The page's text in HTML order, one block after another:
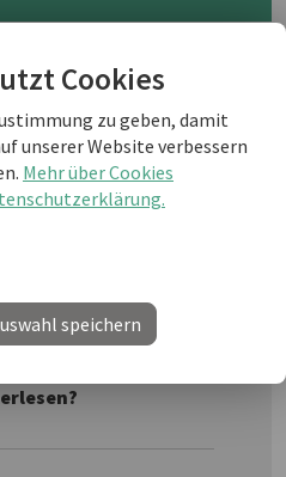
Cookies
zu geben, damit
unserer Website verbessern
Mehr über Cookies
speichern
zum Thema Drucken zu
Definitionen für Sie
entsprechenden Begriffe
english Kunde
"business english